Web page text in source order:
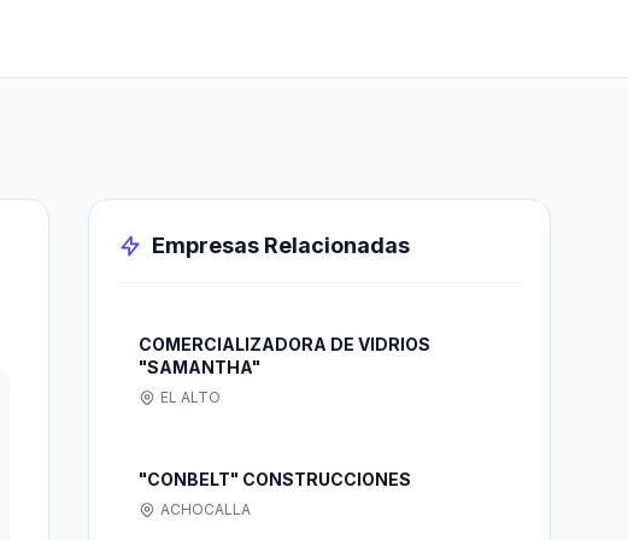
Empresas Relacionadas
COMERCIALIZADORA DE VIDRIOS
"SAMANTHA"
EL ALTO
"CONBELT" CONSTRUCCIONES
ACHOCALLA